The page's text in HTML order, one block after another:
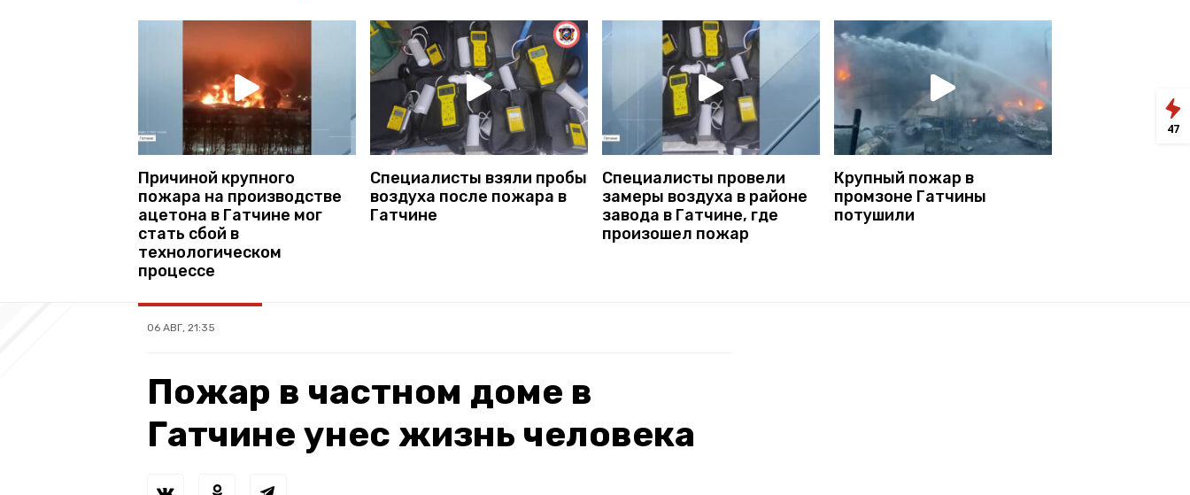
Причиной крупного
пожара на производстве
ацетона в Гатчине мог
стать сбой в
технологическом
процессе
Специалисты взяли пробы
воздуха после пожара в
Гатчине
Специалисты провели
замеры воздуха в районе
завода в Гатчине, где
произошел пожар
Крупный пожар в
промзоне Гатчины
потушили
06 АВГ, 21:35
Пожар в частном доме в
Гатчине унес жизнь человека
47